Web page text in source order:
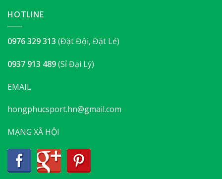
HOTLINE
0976 329 313 (Đặt Đội, Đặt Lẻ)
0937 913 489(Sỉ Đại Lý)
EMAIL
hongphucsport.hn@gmail.com
MẠNG XÃ HỘI